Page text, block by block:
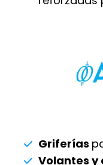
Griferías
Volantes y